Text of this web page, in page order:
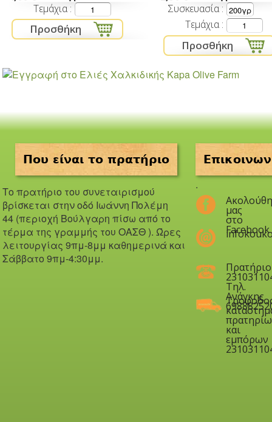
Τεμάχια
Συσκευασία
Τεμάχια
Που είναι το πρατήριο
Το πρατήριο του συνεταιρισμού
βρίσκεται στην οδό Iωάννη Πολέμη
44 (περιοχή Βούλγαρη πίσω από το
τέρμα της γραμμής του ΟΑΣΘ ). Ώρες
λειτουργίας 9πμ-8μμ καθημερινά και
Σάββατο 9πμ-4:30μμ.
.
μας
στο
Facebook
Πρατήριο
Τηλ.
Ανάγκης
και
εμπόρων